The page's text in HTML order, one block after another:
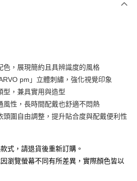
彰化商業銀行
台北富邦商業銀行
兆豐國際商業銀行
台中商業銀行
華泰商業銀行
遠東國際商業銀行
中國信託商業銀行
彰化商業銀行
台北富邦商業銀行
兆豐國際商業銀行
台中商業銀行
永豐商業銀行
星展（台灣）商業銀行
色，展現簡約且具辨識度的風格
pm」立體刺繡，強化視覺印象
型，兼具實用與造型
風性，長時間配戴也舒適不悶熱
頭圍自由調整，提升貼合度與配戴便利性
式，請退貨後重新訂購。
瀏覽螢幕不同有所差異，實際顏色皆以